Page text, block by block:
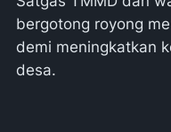
bergotong royong
demi meningkatkan
desa.